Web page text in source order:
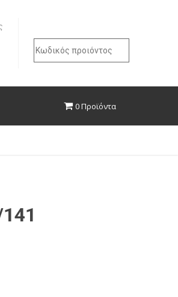
Search
for:
0 Προϊόντα